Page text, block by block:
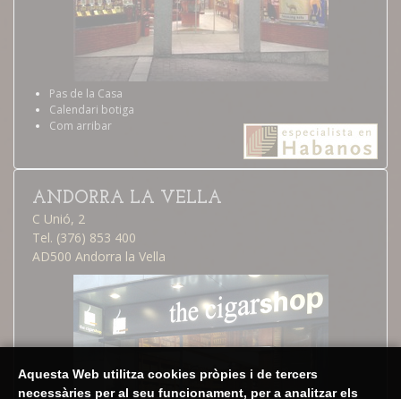
Pas de la Casa
Calendari botiga
Com arribar
ANDORRA LA VELLA
C Unió, 2
Tel. (376) 853 400
AD500 Andorra la Vella
Aquesta Web utilitza cookies pròpies i de tercers
necessàries per al seu funcionament, per a analitzar els